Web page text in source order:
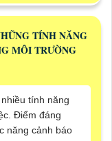
TÍNH NĂNG
MÔI TRƯỜNG
tính năng
Điểm đáng
năng cảnh báo